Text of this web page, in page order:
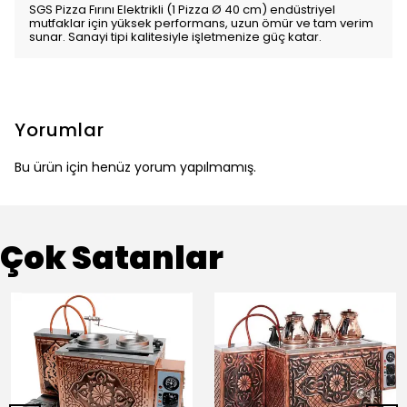
SGS Pizza Fırını Elektrikli (1 Pizza Ø 40 cm) endüstriyel
mutfaklar için yüksek performans, uzun ömür ve tam verim
sunar. Sanayi tipi kalitesiyle işletmenize güç katar.
Yorumlar
Bu ürün için henüz yorum yapılmamış.
Çok Satanlar